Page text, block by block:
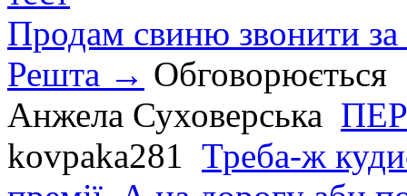
Продам свиню звонити
Решта → Обговорюється
Анжела Суховерська
kovpaka281 Треба-ж